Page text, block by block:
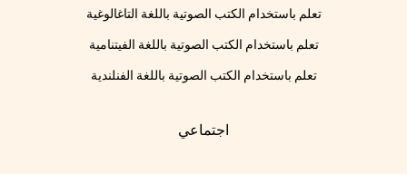
تعلم باستخدام الكتب الصوتية باللغة التاغالوغية
تعلم باستخدام الكتب الصوتية باللغة الفيتنامية
تعلم باستخدام الكتب الصوتية باللغة الفنلندية
اجتماعي